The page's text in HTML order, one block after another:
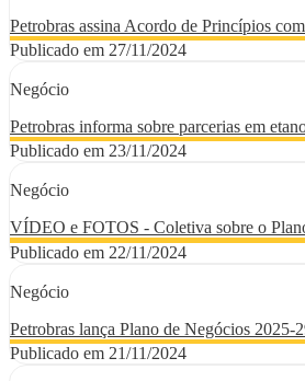
Petrobras assina Acordo de Princípios
Publicado em 27/11/2024
Negócio
Petrobras informa sobre parcerias em
Publicado em 23/11/2024
Negócio
VÍDEO e FOTOS - Coletiva sobre o
Publicado em 22/11/2024
Negócio
Petrobras lança Plano de Negócios 2025-
Publicado em 21/11/2024